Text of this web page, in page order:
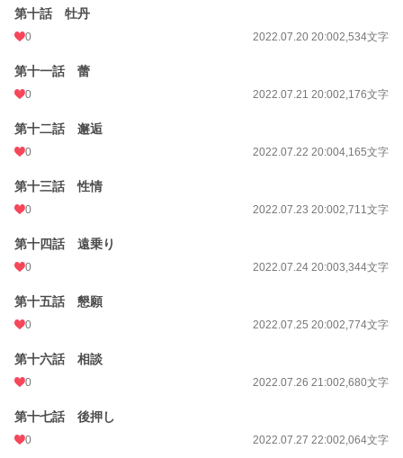
第十話 牡丹
0 2022.07.20 20:002,534文字
第十一話 蕾
0 2022.07.21 20:002,176文字
第十二話 邂逅
0 2022.07.22 20:004,165文字
第十三話 性情
0 2022.07.23 20:002,711文字
第十四話 遠乗り
0 2022.07.24 20:003,344文字
第十五話 懇願
0 2022.07.25 20:002,774文字
第十六話 相談
0 2022.07.26 21:002,680文字
第十七話 後押し
0 2022.07.27 22:002,064文字